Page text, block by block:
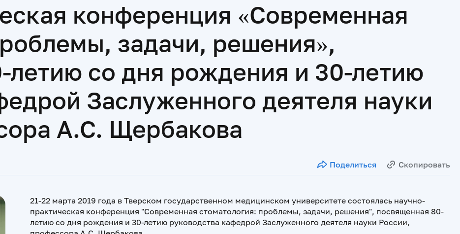
конференция «Современная
задачи, решения»,
со дня рождения и 30-летию
Заслуженного деятеля науки
А.С. Щербакова
Поделиться Скопировать
21-22 марта 2019 года в Тверском государственном медицинском университете состоялась научно-
практическая конференция "Современная стоматология: проблемы, задачи, решения", посвященная 80-
летию со дня рождения и 30-летию руководства кафедрой Заслуженного деятеля науки России,